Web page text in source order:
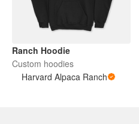
Ranch Hoodie
Custom hoodies
Harvard Alpaca Ranch